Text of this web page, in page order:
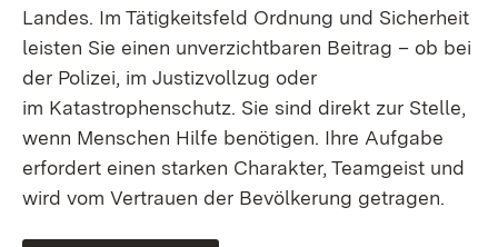
Landes. Im Tätigkeitsfeld Ordnung und Sicherheit
leisten Sie einen unverzichtbaren Beitrag – ob bei
der Polizei, im Justizvollzug oder
im Katastrophenschutz. Sie sind direkt zur Stelle,
wenn Menschen Hilfe benötigen. Ihre Aufgabe
erfordert einen starken Charakter, Teamgeist und
wird vom Vertrauen der Bevölkerung getragen.